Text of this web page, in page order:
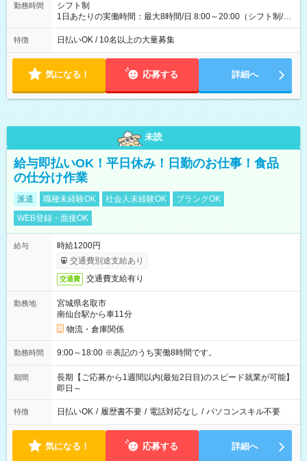
勤務時間
シフト制
1日あたりの実働時間：最大8時間/日 8:00～20:00（シフト制/実
働8時間） ※週5日勤務（場所次第では週4も有り） ※配達状況
によって時間外での勤務可能性有り ※案件により多少の前後あ
特徴 日払いOK / 10名以上の大量募集
気になる！ 応募する 詳細へ
未読
給与即払いOK！平日休み！日勤のお仕事！食品
の仕分け作業
派遣 職種未経験OK 社会人未経験OK
ブランクOK
WEB登録・面接OK
給与
時給1200円
交通費別途支給あり
交通費 交通費支給有り
勤務地
宮城県名取市
南仙台駅から車11分
物流・倉庫関係
勤務時間 9:00～18:00 ※表記のうち実働8時間です。
期間
長期【ご応募から1週間以内(最短2日目)のスピード就業が可能】
即日～
特徴 日払いOK / 履歴書不要 / 電話対応なし / パソコンスキル不要
気になる！ 応募する 詳細へ